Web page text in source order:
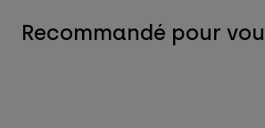
Recommandé pour